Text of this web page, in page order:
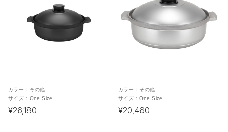
カラー： その他
サイズ： One Size
¥26,180
カラー： その他
サイズ： One Size
¥20,460